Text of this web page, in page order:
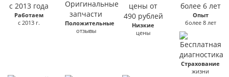
Работаем
с 2013 г.
Положительные
отзывы
Низкие
цены
Опыт
более 8 лет
Страхование
жизни